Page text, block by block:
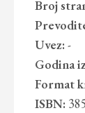
Broj
Uvez: -
Godina
Format
ISBN: